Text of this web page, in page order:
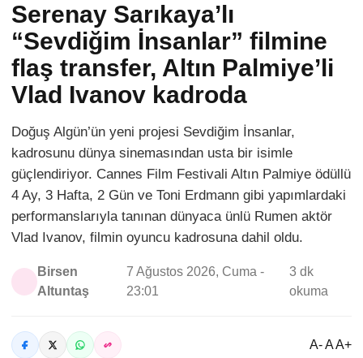
Serenay Sarıkaya’lı
“Sevdiğim İnsanlar” filmine
flaş transfer, Altın Palmiye’li
Vlad Ivanov kadroda
Doğuş Algün’ün yeni projesi Sevdiğim İnsanlar,
kadrosunu dünya sinemasından usta bir isimle
güçlendiriyor. Cannes Film Festivali Altın Palmiye ödüllü
4 Ay, 3 Hafta, 2 Gün ve Toni Erdmann gibi yapımlardaki
performanslarıyla tanınan dünyaca ünlü Rumen aktör
Vlad Ivanov, filmin oyuncu kadrosuna dahil oldu.
Birsen
Altuntaş
7 Ağustos 2026, Cuma -
23:01
3 dk
okuma
A- A A+